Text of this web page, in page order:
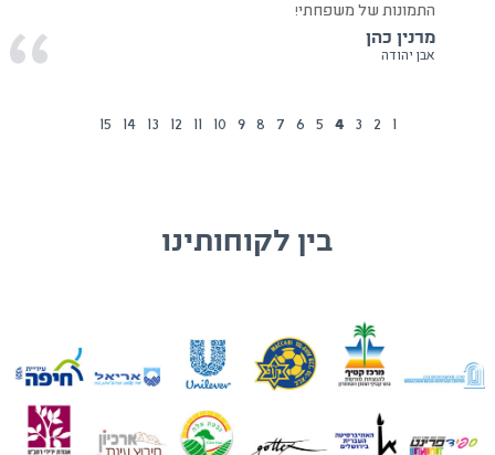
התמונות של משפחתי!
מרנין כהן
אבן יהודה
1
2
3
4
5
6
7
8
9
10
11
12
13
14
15
בין לקוחותינו